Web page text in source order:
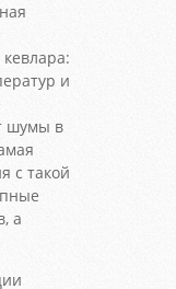
и
шумы в
с такой
а